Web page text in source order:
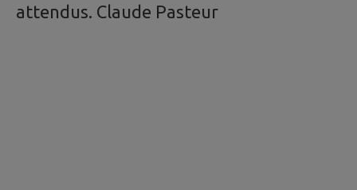
attendus. Claude Pasteur